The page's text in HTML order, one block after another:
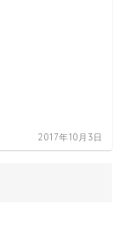
2017年10月3日